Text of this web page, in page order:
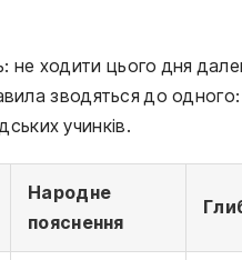
ходити цього дня
зводяться до
учинків.
Народне
пояснення